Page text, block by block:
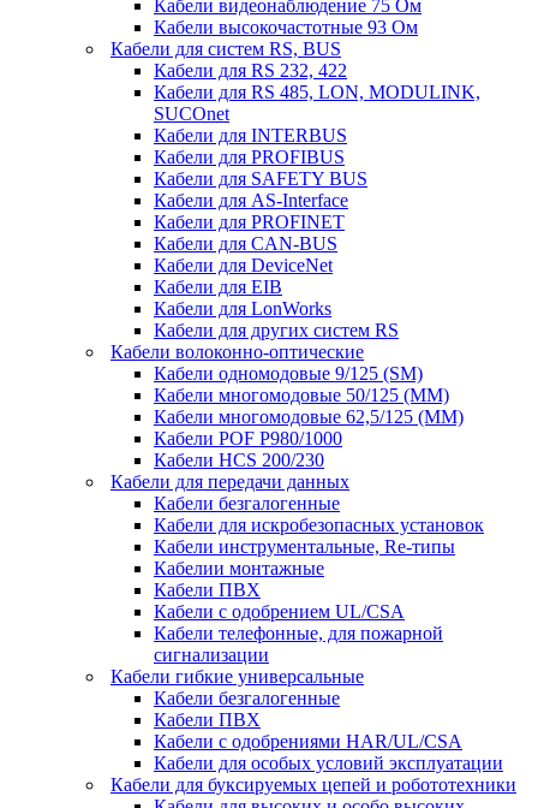
Кабели видеонаблюдение 75 Ом
Кабели высокочастотные 93 Ом
Кабели для систем RS, BUS
Кабели для RS 232, 422
Кабели для RS 485, LON, MODULINK,
SUCOnet
Кабели для INTERBUS
Кабели для PROFIBUS
Кабели для SAFETY BUS
Кабели для AS-Interface
Кабели для PROFINET
Кабели для CAN-BUS
Кабели для DeviceNet
Кабели для EIB
Кабели для LonWorks
Кабели для других систем RS
Кабели волоконно-оптические
Кабели одномодовые 9/125 (SM)
Кабели многомодовые 50/125 (ММ)
Кабели многомодовые 62,5/125 (ММ)
Кабели POF P980/1000
Кабели HCS 200/230
Кабели для передачи данных
Кабели безгалогенные
Кабели для искробезопасных установок
Кабели инструментальные, Re-типы
Кабелии монтажные
Кабели ПВХ
Кабели с одобрением UL/CSA
Кабели телефонные, для пожарной
сигнализации
Кабели гибкие универсальные
Кабели безгалогенные
Кабели ПВХ
Кабели с одобрениями HAR/UL/CSA
Кабели для особых условий эксплуатации
Кабели для буксируемых цепей и робототехники